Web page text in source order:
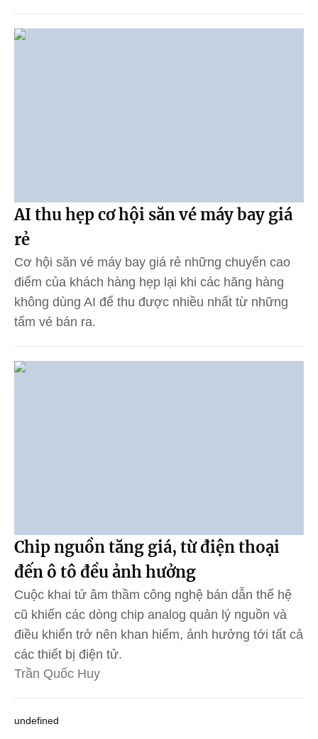
AI thu hẹp cơ hội săn vé máy bay giá
rẻ
Cơ hội săn vé máy bay giá rẻ những chuyến cao
điểm của khách hàng hẹp lại khi các hãng hàng
không dùng AI để thu được nhiều nhất từ những
tấm vé bán ra.
Chip nguồn tăng giá, từ điện thoại
đến ô tô đều ảnh hưởng
Cuộc khai tử âm thầm công nghệ bán dẫn thế hệ
cũ khiến các dòng chip analog quản lý nguồn và
điều khiển trở nên khan hiếm, ảnh hưởng tới tất cả
các thiết bị điện tử.
Trần Quốc Huy
undefined